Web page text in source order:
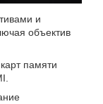
и
объектив
памяти